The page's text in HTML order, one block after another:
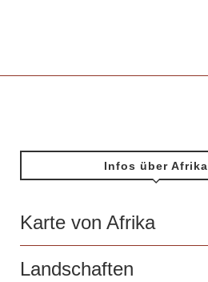
Infos über Afrika
Karte von Afrika
Landschaften